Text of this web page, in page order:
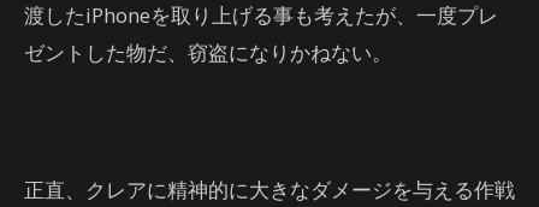
渡したiPhoneを取り上げる事も考えたが、一度プレ
ゼントした物だ、窃盗になりかねない。
正直、クレアに精神的に大きなダメージを与える作戦